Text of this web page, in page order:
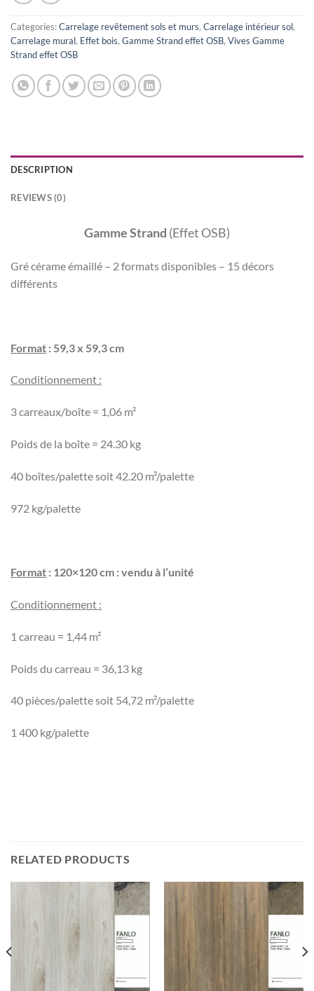
Categories:Carrelage revêtement sols et murs, Carrelage intérieur sol,
Carrelage mural, Effet bois, Gamme Strand effet OSB, Vives Gamme
Strand effet OSB
DESCRIPTION
REVIEWS (0)
Gamme Strand (Effet OSB)
Gré cérame émaillé – 2 formats disponibles – 15 décors
différents
Format : 59,3 x 59,3 cm
Conditionnement :
3 carreaux/boîte = 1,06 m²
Poids de la boîte = 24.30 kg
40 boîtes/palette soit 42.20 m²/palette
972 kg/palette
Format : 120×120 cm : vendu à l’unité
Conditionnement :
1 carreau = 1,44 m²
Poids du carreau = 36,13 kg
40 pièces/palette soit 54,72 m²/palette
1 400 kg/palette
RELATED PRODUCTS